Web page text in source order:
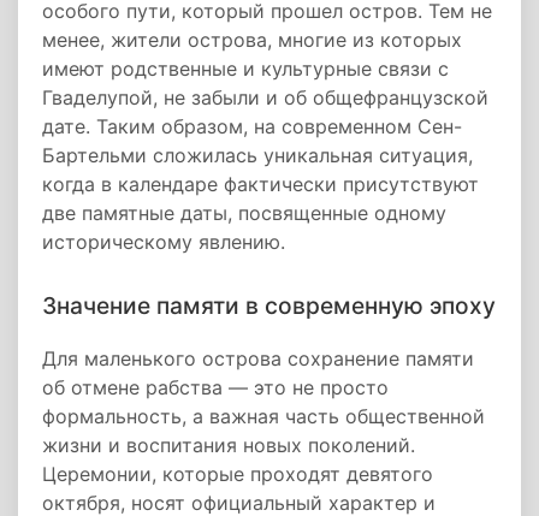
особого пути, который прошел остров. Тем не
менее, жители острова, многие из которых
имеют родственные и культурные связи с
Гваделупой, не забыли и об общефранцузской
дате. Таким образом, на современном Сен-
Бартельми сложилась уникальная ситуация,
когда в календаре фактически присутствуют
две памятные даты, посвященные одному
историческому явлению.
Значение памяти в современную эпоху
Для маленького острова сохранение памяти
об отмене рабства — это не просто
формальность, а важная часть общественной
жизни и воспитания новых поколений.
Церемонии, которые проходят девятого
октября, носят официальный характер и